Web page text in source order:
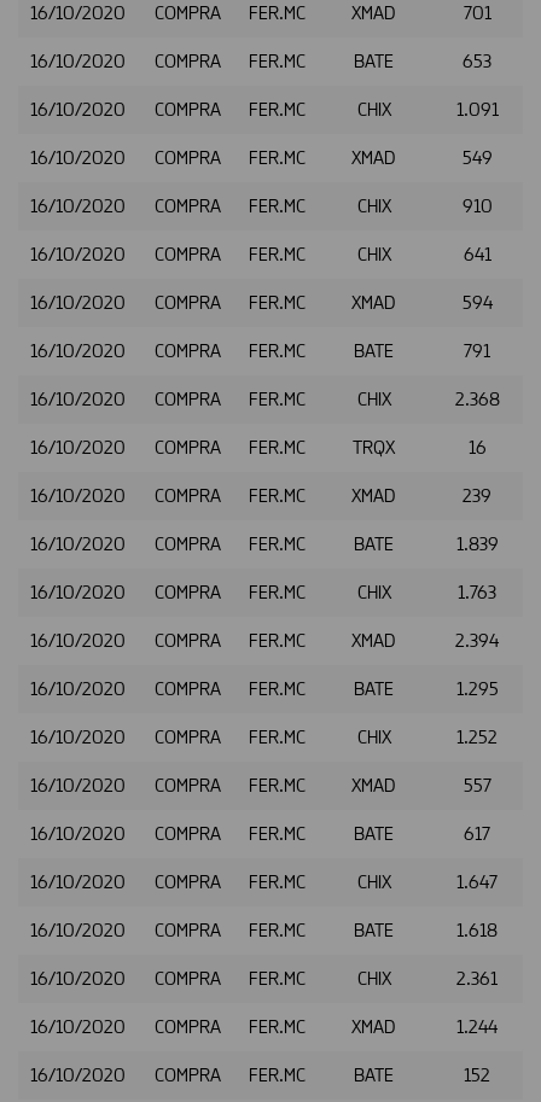
16/10/2020 COMPRA FER.MC XMAD 701
16/10/2020 COMPRA FER.MC BATE 653
16/10/2020 COMPRA FER.MC CHIX 1.091
16/10/2020 COMPRA FER.MC XMAD 549
16/10/2020 COMPRA FER.MC CHIX 910
16/10/2020 COMPRA FER.MC CHIX 641
16/10/2020 COMPRA FER.MC XMAD 594
16/10/2020 COMPRA FER.MC BATE 791
16/10/2020 COMPRA FER.MC CHIX 2.368
16/10/2020 COMPRA FER.MC TRQX 16
16/10/2020 COMPRA FER.MC XMAD 239
16/10/2020 COMPRA FER.MC BATE 1.839
16/10/2020 COMPRA FER.MC CHIX 1.763
16/10/2020 COMPRA FER.MC XMAD 2.394
16/10/2020 COMPRA FER.MC BATE 1.295
16/10/2020 COMPRA FER.MC CHIX 1.252
16/10/2020 COMPRA FER.MC XMAD 557
16/10/2020 COMPRA FER.MC BATE 617
16/10/2020 COMPRA FER.MC CHIX 1.647
16/10/2020 COMPRA FER.MC BATE 1.618
16/10/2020 COMPRA FER.MC CHIX 2.361
16/10/2020 COMPRA FER.MC XMAD 1.244
16/10/2020 COMPRA FER.MC BATE 152